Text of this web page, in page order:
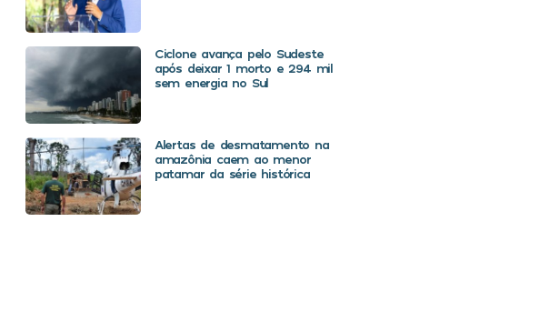
Ciclone avança pelo Sudeste
após deixar 1 morto e 294 mil
sem energia no Sul
Alertas de desmatamento na
amazônia caem ao menor
patamar da série histórica